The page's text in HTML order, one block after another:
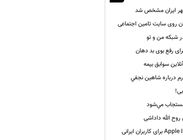
ایران مشخص شد
روی سایت تامین اجتماعی
شبکه من و تو
سوابق بیمه
درباره شاهين نجفي
مي‌شود
الله داداشی